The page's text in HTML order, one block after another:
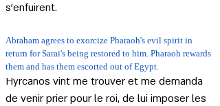
s'enfuirent.
Abraham agrees to exorcize Pharaoh's evil spirit in
return for Sarai's being restored to him. Pharaoh rewards
them and has them escorted out of Egypt.
Hyrcanos vint me trouver et me demanda
de venir prier pour le roi, de lui imposer les